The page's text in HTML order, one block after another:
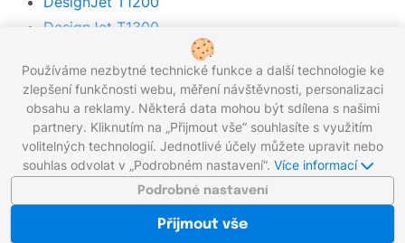
DesignJet T1300
DesignJet T1500 PostScript ePrinter
DesignJet T1500 ePrinter
DesignJet T1600
DesignJet T1600dr
DesignJet T1700
DesignJet T1700 PostScript
DesignJet T1700dr
Používáme nezbytné technické funkce a další technologie ke
zlepšení funkčnosti webu, měření návštěvnosti, personalizaci
obsahu a reklamy. Některá data mohou být sdílena s našimi
partnery. Kliknutím na „Přijmout vše“ souhlasíte s využitím
volitelných technologií. Jednotlivé účely můžete upravit nebo
souhlas odvolat v „Podrobném nastavení“. Více informací
Podrobné nastavení
Přijmout vše